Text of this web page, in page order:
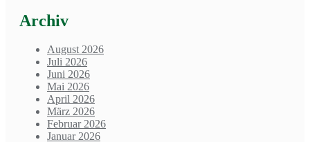
Archiv
August 2026
Juli 2026
Juni 2026
Mai 2026
April 2026
März 2026
Februar 2026
Januar 2026